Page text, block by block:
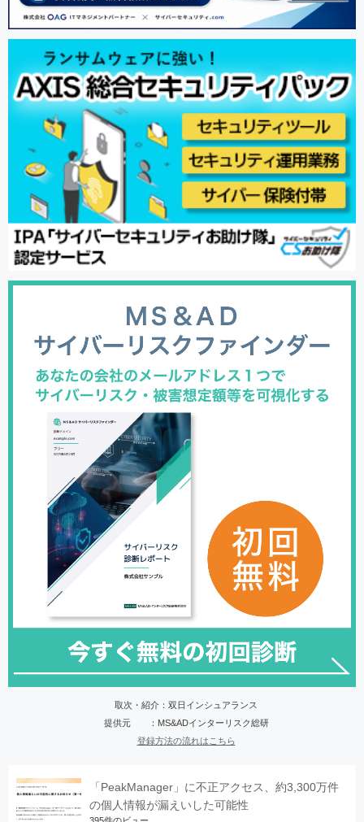
取次・紹介：双日インシュアランス
提供元 ：MS&ADインターリスク総研
登録方法の流れはこちら
「PeakManager」に不正アクセス、約3,300万件
の個人情報が漏えいした可能性